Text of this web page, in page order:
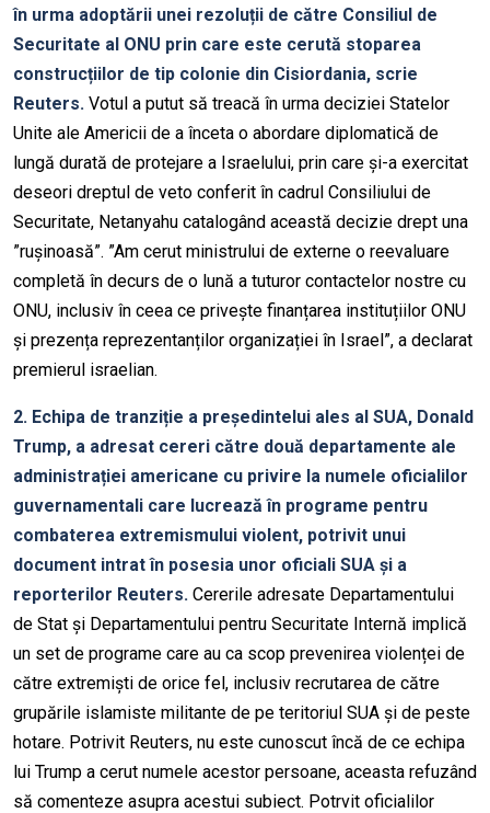
în urma adoptării unei rezoluții de către Consiliul de
Securitate al ONU prin care este cerută stoparea
construcțiilor de tip colonie din Cisiordania, scrie
Reuters. Votul a putut să treacă în urma deciziei Statelor
Unite ale Americii de a înceta o abordare diplomatică de
lungă durată de protejare a Israelului, prin care și-a exercitat
deseori dreptul de veto conferit în cadrul Consiliului de
Securitate, Netanyahu catalogând această decizie drept una
”rușinoasă”. ”Am cerut ministrului de externe o reevaluare
completă în decurs de o lună a tuturor contactelor nostre cu
ONU, inclusiv în ceea ce privește finanțarea instituțiilor ONU
și prezența reprezentanților organizației în Israel”, a declarat
premierul israelian.
2. Echipa de tranziție a președintelui ales al SUA, Donald
Trump, a adresat cereri către două departamente ale
administrației americane cu privire la numele oficialilor
guvernamentali care lucrează în programe pentru
combaterea extremismului violent, potrivit unui
document intrat în posesia unor oficiali SUA și a
reporterilor Reuters. Cererile adresate Departamentului
de Stat și Departamentului pentru Securitate Internă implică
un set de programe care au ca scop prevenirea violenței de
către extremiști de orice fel, inclusiv recrutarea de către
grupările islamiste militante de pe teritoriul SUA și de peste
hotare. Potrivit Reuters, nu este cunoscut încă de ce echipa
lui Trump a cerut numele acestor persoane, aceasta refuzând
să comenteze asupra acestui subiect. Potrvit oficialilor